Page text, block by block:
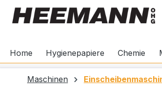
Zur Hauptnavigation springen
Home Hygienepapiere Chemie
Maschinen